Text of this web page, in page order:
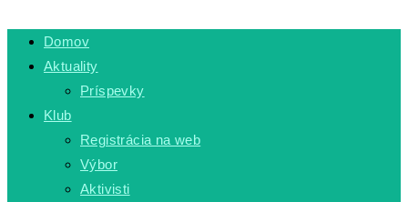
Domov
Aktuality
Príspevky
Klub
Registrácia na web
Výbor
Aktivisti